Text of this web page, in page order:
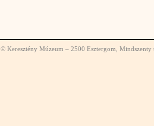
© Keresztény Múzeum – 2500 Esztergom,